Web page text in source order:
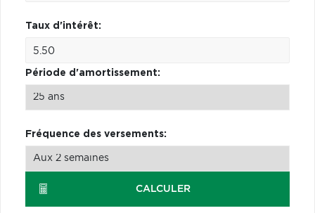
Taux d'intérêt:
Période d'amortissement:
Fréquence des versements:
CALCULER